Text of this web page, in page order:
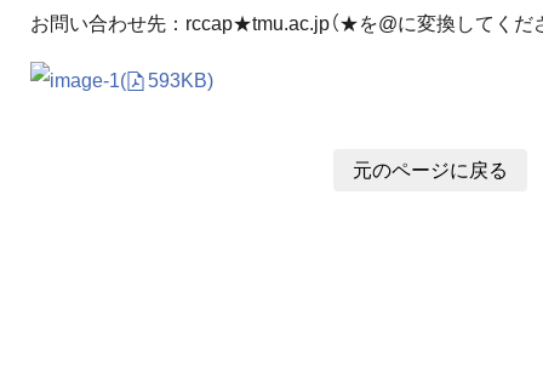
お問い合わせ先：rccap★tmu.ac.jp（★を@に変換してくだ
( 593KB)
元のページに戻る